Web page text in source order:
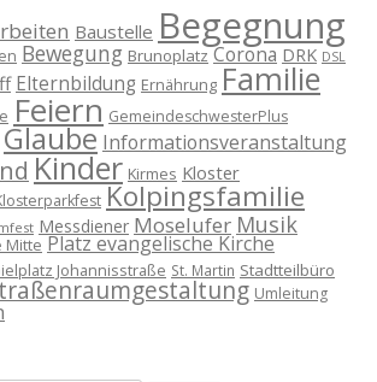
Baustelle Begegnung
Bewegung Brunoplatz Corona DRK DSL
Elternbildung Ernährung Familie
Feiern GemeindeschwesterPlus
Glaube Informationsveranstaltung
Kinder Kirmes Kloster
Kolpingsfamilie
Messdiener Moselufer Musik
Mitte Platz evangelische Kirche
Johannisstraße St. Martin Stadtteilbüro
Umleitung